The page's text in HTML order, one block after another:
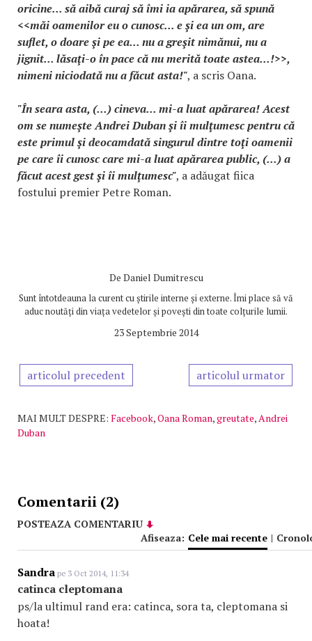
oricine... să aibă curaj să îmi ia apărarea, să spună
<<măi oamenilor eu o cunosc... e şi ea un om, are
suflet, o doare şi pe ea... nu a greşit nimănui, nu a
jignit... lăsaţi-o în pace că nu merită toate astea...!>>,
nimeni niciodată nu a făcut asta!", a scris Oana.
"În seara asta, (...) cineva... mi-a luat apărarea! Acest
om se numeşte Andrei Duban şi îi mulţumesc pentru că
este primul şi deocamdată singurul dintre toţi oamenii
pe care îi cunosc care mi-a luat apărarea public, (...) a
făcut acest gest şi îi mulţumesc", a adăugat fiica
fostului premier Petre Roman.
De Daniel Dumitrescu
Sunt întotdeauna la curent cu știrile interne și externe. Îmi place să vă
aduc noutăți din viața vedetelor și povești din toate colțurile lumii.
23 Septembrie 2014
articolul precedent articolul urmator
MAI MULT DESPRE: Facebook,Oana Roman,greutate,Andrei
Duban
Comentarii (2)
POSTEAZA COMENTARIU
Afiseaza: Cele mai recente |
Sandra pe 3 Oct 2014, 11:34
catinca cleptomana
ps/la ultimul rand era: catinca, sora ta, cleptomana si
hoata!